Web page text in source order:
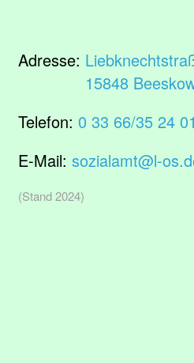
Adresse:
15848
Telefon: 0 33 66/35 24 01
E-Mail: sozialamt@l-
(Stand 2024)